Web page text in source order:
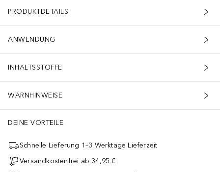
PRODUKTDETAILS
ANWENDUNG
INHALTSSTOFFE
WARNHINWEISE
DEINE VORTEILE
Schnelle Lieferung 1–3 Werktage Lieferzeit
Versandkostenfrei ab 34,95 €